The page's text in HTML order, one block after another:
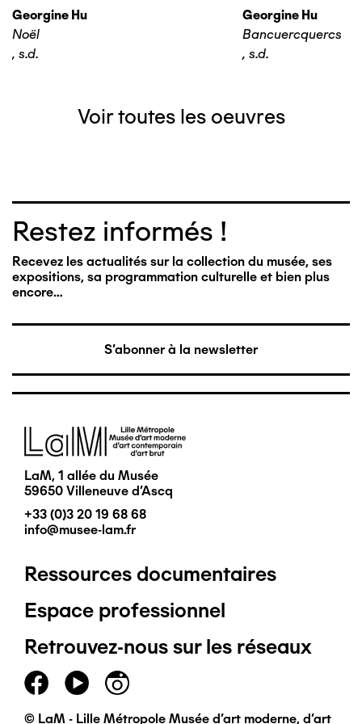
Georgine Hu
Noël
, s.d.
Georgine Hu
Bancuercquercs
, s.d.
Voir toutes les oeuvres
Restez informés !
Recevez les actualités sur la collection du musée, ses
expositions, sa programmation culturelle et bien plus
encore…
S'abonner à la newsletter
Image
LaM, 1 allée du Musée
59650 Villeneuve d'Ascq
+33 (0)3 20 19 68 68
info@musee-lam.fr
Pied
de
page
principal
Ressources documentaires
Espace professionnel
Retrouvez-nous sur les réseaux
© LaM - Lille Métropole Musée d'art moderne, d'art